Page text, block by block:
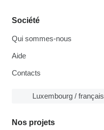
Société
Qui sommes-nous
Aide
Contacts
Luxembourg / français
Nos projets